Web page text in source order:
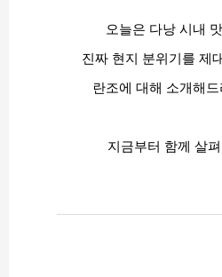
오늘은 다낭 시내
진짜 현지 분위기를 제
란조에 대해 소개해
지금부터 함께 살